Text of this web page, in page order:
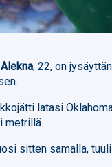
, 22, on
latasi
metrillä.
sitten samalla,